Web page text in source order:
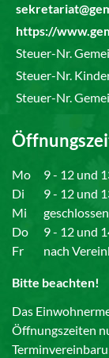
https://
Steuer-Nr.
Steuer-Nr.
Steuer-Nr.
Mo
9 - 12 und
Di
9 - 12 und
Mi
geschlossen
Do
9 - 12 und
Fr
nach
Bitte beachten!
Das
Öffnungszeiten